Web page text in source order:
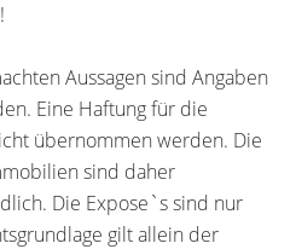
Aussagen sind Angaben
Eine Haftung für die
übernommen werden. Die
sind daher
Die Expose`s sind nur
gilt allein der